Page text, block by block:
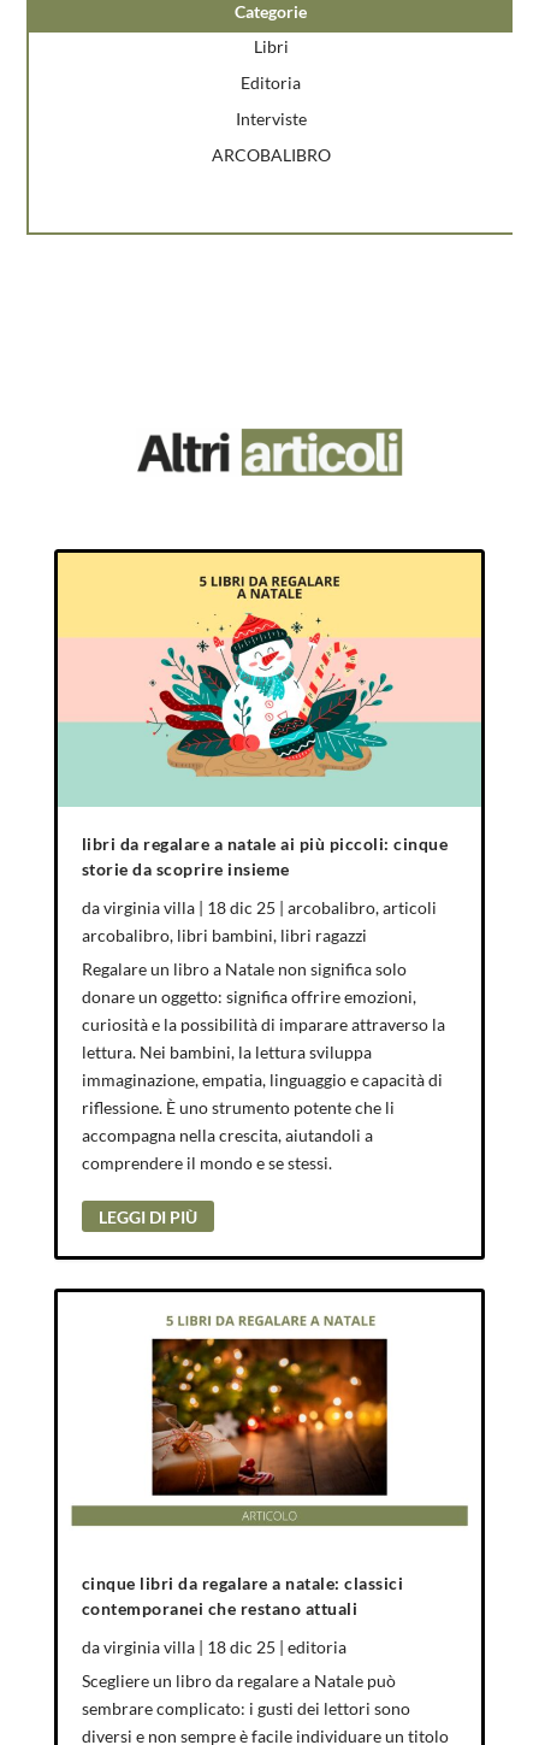
Categorie
Libri
Editoria
Interviste
ARCOBALIBRO
libri da regalare a natale ai più piccoli: cinque
storie da scoprire insieme
davirginia villa| 18 dic 25 | arcobalibro,articoli
arcobalibro, libri bambini, libri ragazzi
Regalare un libro a Natale non significa solo
donare un oggetto: significa offrire emozioni,
curiosità e la possibilità di imparare attraverso la
lettura. Nei bambini, la lettura sviluppa
immaginazione, empatia, linguaggio e capacità di
riflessione. È uno strumento potente che li
accompagna nella crescita, aiutandoli a
comprendere il mondo e se stessi.
LEGGI DI PIÙ
cinque libri da regalare a natale: classici
contemporanei che restano attuali
davirginia villa| 18 dic 25 | editoria
Scegliere un libro da regalare a Natale può
sembrare complicato: i gusti dei lettori sono
diversi e non sempre è facile individuare un titolo